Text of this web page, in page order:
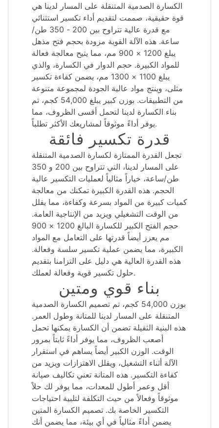
الكسارة الصدمية المتنقلة على المسار لدينا هي
قوة حقيقية، صممت لتقديم أداء تكسير استثنائي
مع قدرة عالية تتراوح بين 200 - 350 طن/
ساعة. هذه الآلة القوية مزودة بحجم فتح مذهل
يبلغ 1200 × 900 مم، مما يتيح معالجة فعالة
للمواد الكبيرة. حجم الدوار في الكسارة، والذي
يبلغ 1100 × 1300 مم، يضمن كفاءة تكسير
مثلى، وينتج مواد عالية الجودة لمجموعة متنوعة
من التطبيقات. بوزن كبير يبلغ 54,000 كجم، تم
بناء الكسارة لدينا لتحمل أقسى الظروف، مما
يوفر أداءً موثوقاً لمشاريعك الأكثر تطلباً.
قدرة تكسير فائقة
تجعل القدرة الممتازة لكسارة الصدمية المتنقلة
على المسار لدينا، التي تتراوح بين 200 و 350
طن/ساعة، خياراً مثالياً لعمليات التكسير عالية
الحجم. هذه القدرة الكبيرة تمكنك من معالجة
كميات كبيرة من المواد بسرعة وكفاءة، مما يقلل
من الوقت التشغيلي ويزيد من الإنتاجية العامة.
حجم الفتح الكبير للكسارة البالغ 1200 × 900
مم يعزز أيضاً قدرتها على التعامل مع المواد
الكبيرة، مما يضمن عملية تكسير سلسة وفعالة.
هذه القدرة العالية هي دليل على التزامنا بتقديم
حلول تكسير قوية وفعالة لعملك.
بناء قوي ومتين
بوزن 54,000 كجم، تم تصميم الكسارة الصدمية
المتنقلة على المسار لدينا للمتانة وطول العمر.
هذه البنية الثقيلة تضمن أن الكسارة يمكنها تحمل
أصعب الظروف، مما يوفر أداءً ثابتاً بمرور
الوقت. الوزن الكبير أيضاً يساهم في استقرار
الآلة أثناء التشغيل، ويقلل الاهتزازات ويزيد من
كفاءة التكسير. هذه المتانة تعني تكاليف صيانة
أقل وعمر أطول للمعدات، مما يوفر لك حلاً
موثوقاً وفعالاً من حيث التكلفة لتلبية احتياجات
التكسير الخاصة بك. تصميم الكسارة المتين
يضمن أداءً مثالياً في أي بيئة، مما يضمن أنك